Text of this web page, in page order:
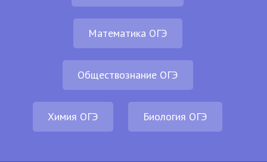
Математика ОГЭ
Обществознание ОГЭ
Химия ОГЭ Биология ОГЭ